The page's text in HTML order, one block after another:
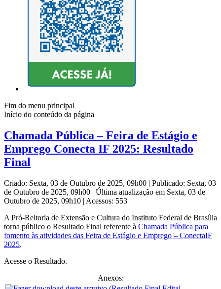
Fim do menu principal
Início do conteúdo da página
Chamada Pública – Feira de Estágio e
Emprego Conecta IF 2025: Resultado
Final
Criado: Sexta, 03 de Outubro de 2025, 09h00 | Publicado: Sexta, 03
de Outubro de 2025, 09h00 | Última atualização em Sexta, 03 de
Outubro de 2025, 09h10 | Acessos: 553
A Pró-Reitoria de Extensão e Cultura do Instituto Federal de Brasília
torna público o Resultado Final referente à Chamada Pública para
fomento às atividades das Feira de Estágio e Emprego – ConectaIF
2025.
Acesse o Resultado.
Anexos: